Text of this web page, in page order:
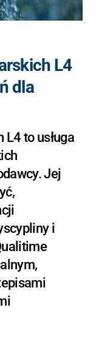
L4
dla
to usługa
Jej
i